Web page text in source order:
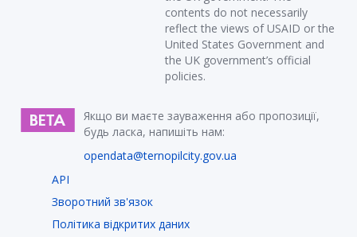
contents do not necessarily
reflect the views of USAID or the
United States Government and
the UK government’s official
policies.
Якщо ви маєте зауваження або пропозиції,
будь ласка, напишіть нам:
opendata@ternopilcity.gov.ua
API
Зворотний зв'язок
Політика відкритих даних